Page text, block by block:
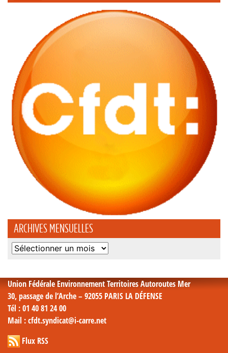
ARCHIVES MENSUELLES
Archives
Union Fédérale Environnement Territoires Autoroutes Mer
30, passage de l’Arche – 92055 PARIS LA DÉFENSE
Tél : 01 40 81 24 00
Mail : cfdt.syndicat@i-carre.net
Flux RSS